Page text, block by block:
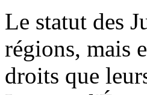
Le statut des
régions, mais
droits que